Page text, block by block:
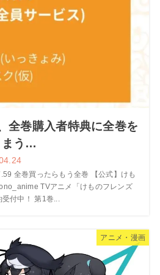
全巻購入者特典に全巻を
まう…
全巻買ったらもう全巻 【公式】けも
TVアニメ「けものフレンズ
付中！ 第1巻...
アニメ・漫画